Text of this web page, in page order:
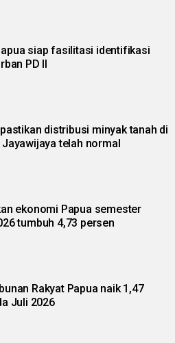
siap fasilitasi identifikasi
PD II
distribusi minyak tanah di
Jayawijaya telah normal
ekonomi Papua semester
tumbuh 4,73 persen
Rakyat Papua naik 1,47
Juli 2026